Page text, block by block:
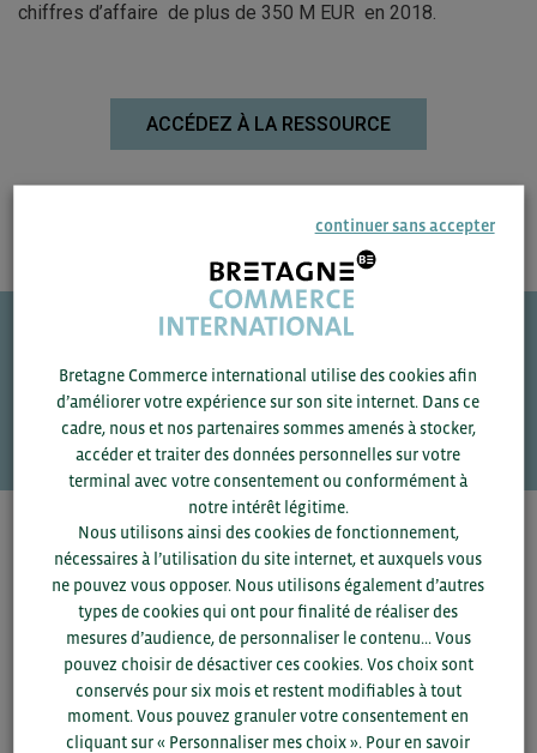
chiffres d’affaire de plus de 350 M EUR en 2018.
ACCÉDEZ À LA RESSOURCE
Une question ?
VOS CONTACTS
Pour voir les contacts, merci de renseigner votre
département et votre secteurou connectez-vous.
continuer sans accepter
Bretagne Commerce international utilise des cookies afin
d’améliorer votre expérience sur son site internet. Dans ce
cadre, nous et nos partenaires sommes amenés à stocker,
accéder et traiter des données personnelles sur votre
terminal avec votre consentement ou conformément à
notre intérêt légitime.
Nous utilisons ainsi des cookies de fonctionnement,
nécessaires à l’utilisation du site internet, et auxquels vous
ne pouvez vous opposer. Nous utilisons également d’autres
types de cookies qui ont pour finalité de réaliser des
mesures d’audience, de personnaliser le contenu... Vous
pouvez choisir de désactiver ces cookies. Vos choix sont
conservés pour six mois et restent modifiables à tout
moment. Vous pouvez granuler votre consentement en
cliquant sur « Personnaliser mes choix ». Pour en savoir